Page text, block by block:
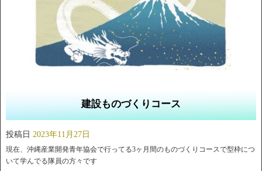
建設ものづくりコース
投稿日 2023年11月27日
現在、沖縄産業開発青年協会で行ってる3ヶ月間のものづくりコ ースで型枠につ
いて学んでる隊員の方々です